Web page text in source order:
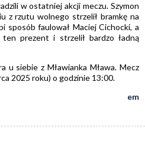
w ostatniej akcji meczu. Szymon
z rzutu wolnego strzelił bramkę na
sposób faulował Maciej Cichocki, a
prezent i strzelił bardzo ładną
u siebie z Mławianka Mława. Mecz
2025 roku) o godzinie 13:00.
em